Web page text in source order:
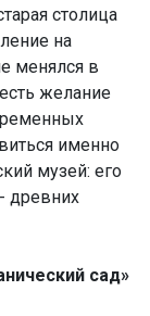
столица
на
менялся в
желание
именно
музей: его
древних
сад»